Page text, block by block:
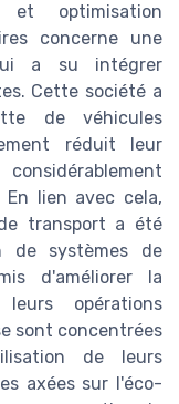
et optimisation
concerne une
a su intégrer
Cette société a
de véhicules
réduit leur
lien avec cela,
transport a été
de systèmes de
d'améliorer la
opérations
sont concentrées
de leurs
axées sur l'éco-